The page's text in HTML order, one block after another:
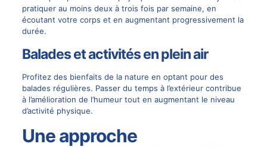
pratiquer au moins deux à trois fois par semaine, en
écoutant votre corps et en augmentant progressivement la
durée.
Balades et activités en plein air
Profitez des bienfaits de la nature en optant pour des
balades régulières. Passer du temps à l’extérieur contribue
à l’amélioration de l’humeur tout en augmentant le niveau
d’activité physique.
Une approche